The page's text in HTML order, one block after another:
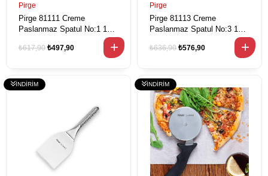
Pirge
Pirge 81111 Creme
Paslanmaz Spatul No:1 11
₺497,90
₺617,90
Pirge
Pirge 81113 Creme
Paslanmaz Spatul No:3 12
₺576,90
₺636,90